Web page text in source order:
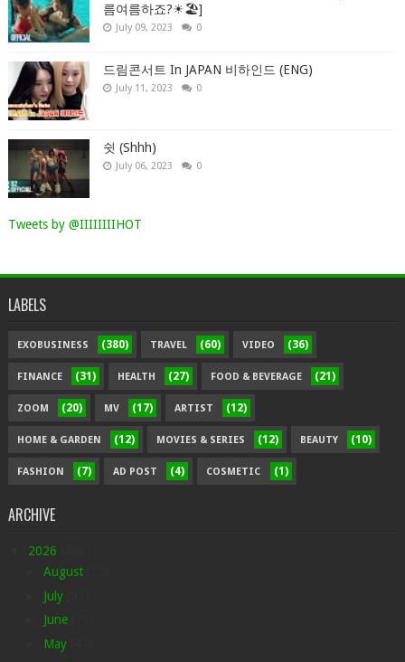
름여름하죠?☀🏖]
July 09, 2023 0
드림콘서트 In JAPAN 비하인드 (ENG)
July 11, 2023 0
쉿 (Shhh)
July 06, 2023 0
Tweets by @IIIIIIIIHOT
LABELS
EXOBUSINESS (380) TRAVEL (60) VIDEO (36)
FINANCE (31) HEALTH (27) FOOD & BEVERAGE (21)
ZOOM (20) MV (17) ARTIST (12)
HOME & GARDEN (12) MOVIES & SERIES (12) BEAUTY (10)
FASHION (7) AD POST (4) COSMETIC (1)
ARCHIVE
2026
August
July
June
May